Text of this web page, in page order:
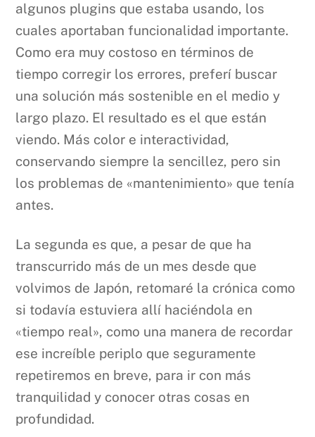
algunos plugins que estaba usando, los
cuales aportaban funcionalidad importante.
Como era muy costoso en términos de
tiempo corregir los errores, preferí buscar
una solución más sostenible en el medio y
largo plazo. El resultado es el que están
viendo. Más color e interactividad,
conservando siempre la sencillez, pero sin
los problemas de «mantenimiento» que tenía
antes.
La segunda es que, a pesar de que ha
transcurrido más de un mes desde que
volvimos de Japón, retomaré la crónica como
si todavía estuviera allí haciéndola en
«tiempo real», como una manera de recordar
ese increíble periplo que seguramente
repetiremos en breve, para ir con más
tranquilidad y conocer otras cosas en
profundidad.